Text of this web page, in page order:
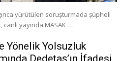
yürütülen soruşturmada şüpheli
yayında MASAK …
Yönelik Yolsuzluk
Dedetaş’ın İfadesi